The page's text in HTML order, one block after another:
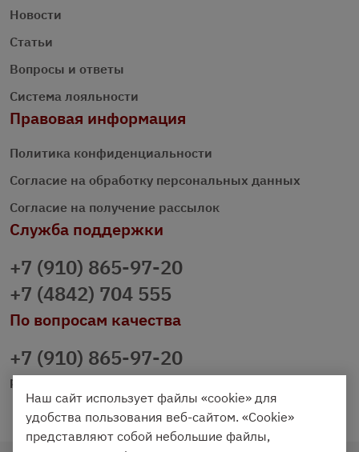
Новости
Статьи
Вопросы и ответы
Система лояльности
Правовая информация
Политика конфиденциальности
Согласие на обработку персональных данных
Согласие на получение рассылок
Служба поддержки
+7 (910) 865-97-20
+7 (4842) 704 555
По вопросам качества
+7 (910) 865-97-20
prazdnichniy40@palmi.ru
Наш сайт использует файлы «cookie» для
удобства пользования веб-сайтом. «Cookie»
представляют собой небольшие файлы,